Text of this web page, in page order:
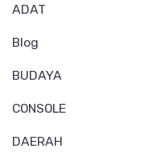
ADAT
Blog
BUDAYA
CONSOLE
DAERAH